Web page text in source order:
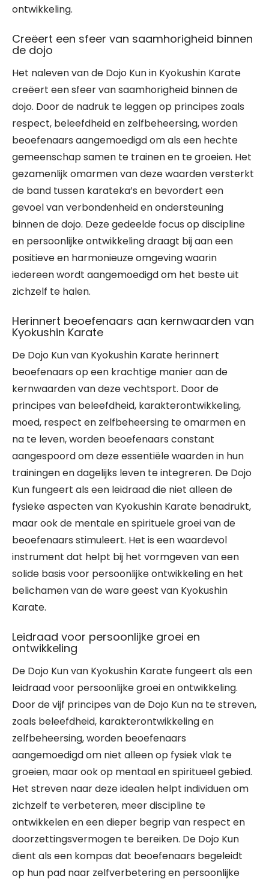
ontwikkeling.
Creëert een sfeer van saamhorigheid binnen
de dojo
Het naleven van de Dojo Kun in Kyokushin Karate
creëert een sfeer van saamhorigheid binnen de
dojo. Door de nadruk te leggen op principes zoals
respect, beleefdheid en zelfbeheersing, worden
beoefenaars aangemoedigd om als een hechte
gemeenschap samen te trainen en te groeien. Het
gezamenlijk omarmen van deze waarden versterkt
de band tussen karateka’s en bevordert een
gevoel van verbondenheid en ondersteuning
binnen de dojo. Deze gedeelde focus op discipline
en persoonlijke ontwikkeling draagt bij aan een
positieve en harmonieuze omgeving waarin
iedereen wordt aangemoedigd om het beste uit
zichzelf te halen.
Herinnert beoefenaars aan kernwaarden van
Kyokushin Karate
De Dojo Kun van Kyokushin Karate herinnert
beoefenaars op een krachtige manier aan de
kernwaarden van deze vechtsport. Door de
principes van beleefdheid, karakterontwikkeling,
moed, respect en zelfbeheersing te omarmen en
na te leven, worden beoefenaars constant
aangespoord om deze essentiële waarden in hun
trainingen en dagelijks leven te integreren. De Dojo
Kun fungeert als een leidraad die niet alleen de
fysieke aspecten van Kyokushin Karate benadrukt,
maar ook de mentale en spirituele groei van de
beoefenaars stimuleert. Het is een waardevol
instrument dat helpt bij het vormgeven van een
solide basis voor persoonlijke ontwikkeling en het
belichamen van de ware geest van Kyokushin
Karate.
Leidraad voor persoonlijke groei en
ontwikkeling
De Dojo Kun van Kyokushin Karate fungeert als een
leidraad voor persoonlijke groei en ontwikkeling.
Door de vijf principes van de Dojo Kun na te streven,
zoals beleefdheid, karakterontwikkeling en
zelfbeheersing, worden beoefenaars
aangemoedigd om niet alleen op fysiek vlak te
groeien, maar ook op mentaal en spiritueel gebied.
Het streven naar deze idealen helpt individuen om
zichzelf te verbeteren, meer discipline te
ontwikkelen en een dieper begrip van respect en
doorzettingsvermogen te bereiken. De Dojo Kun
dient als een kompas dat beoefenaars begeleidt
op hun pad naar zelfverbetering en persoonlijke